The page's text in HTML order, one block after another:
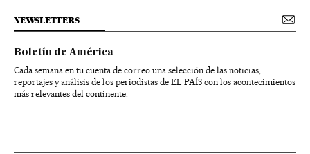
NEWSLETTERS
Boletín de América
Cada semana en tu cuenta de correo una selección de las noticias,
reportajes y análisis de los periodistas de EL PAÍS con los acontecimientos
más relevantes del continente.